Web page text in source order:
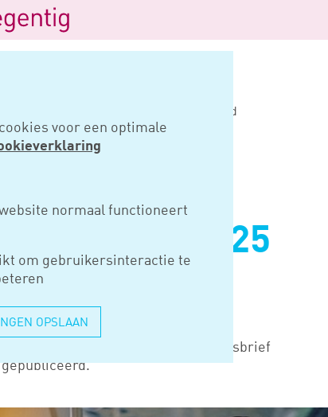
voor een optimale
normaal functioneert
om gebruikersinteractie te
OPSLAAN
loonheffingen 2025 gepubliceerd
2025
de eerste uitgave van de Nieuwsbrief